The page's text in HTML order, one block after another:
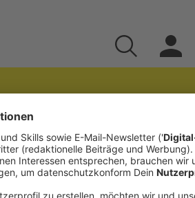
von uns, jeden Tag. Still,